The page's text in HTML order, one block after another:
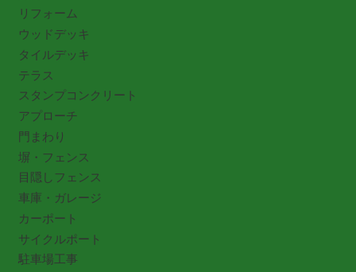
リフォーム
ウッドデッキ
タイルデッキ
テラス
スタンプコンクリート
アプローチ
門まわり
塀・フェンス
目隠しフェンス
車庫・ガレージ
カーポート
サイクルポート
駐車場工事